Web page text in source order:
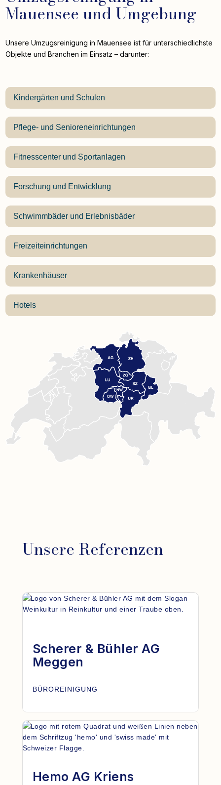
Mauensee und Umgebung
Unsere Umzugsreinigung in Mauensee ist für unterschiedlichste
Objekte und Branchen im Einsatz – darunter:
Kindergärten und Schulen
Pflege- und Senioreneinrichtungen
Fitnesscenter und Sportanlagen
Forschung und Entwicklung
Schwimmbäder und Erlebnisbäder
Freizeiteinrichtungen
Krankenhäuser
Hotels
Unsere Referenzen
Scherer & Bühler AG
Meggen
BÜROREINIGUNG
Hemo AG Kriens